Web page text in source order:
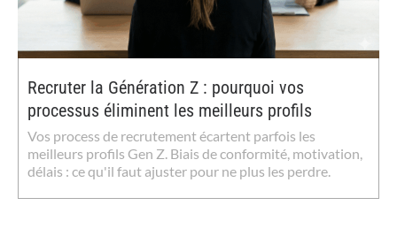
Recruter la Génération Z : pourquoi vos
processus éliminent les meilleurs profils
Vos process de recrutement écartent parfois les
meilleurs profils Gen Z. Biais de conformité, motivation,
délais : ce qu'il faut ajuster pour ne plus les perdre.